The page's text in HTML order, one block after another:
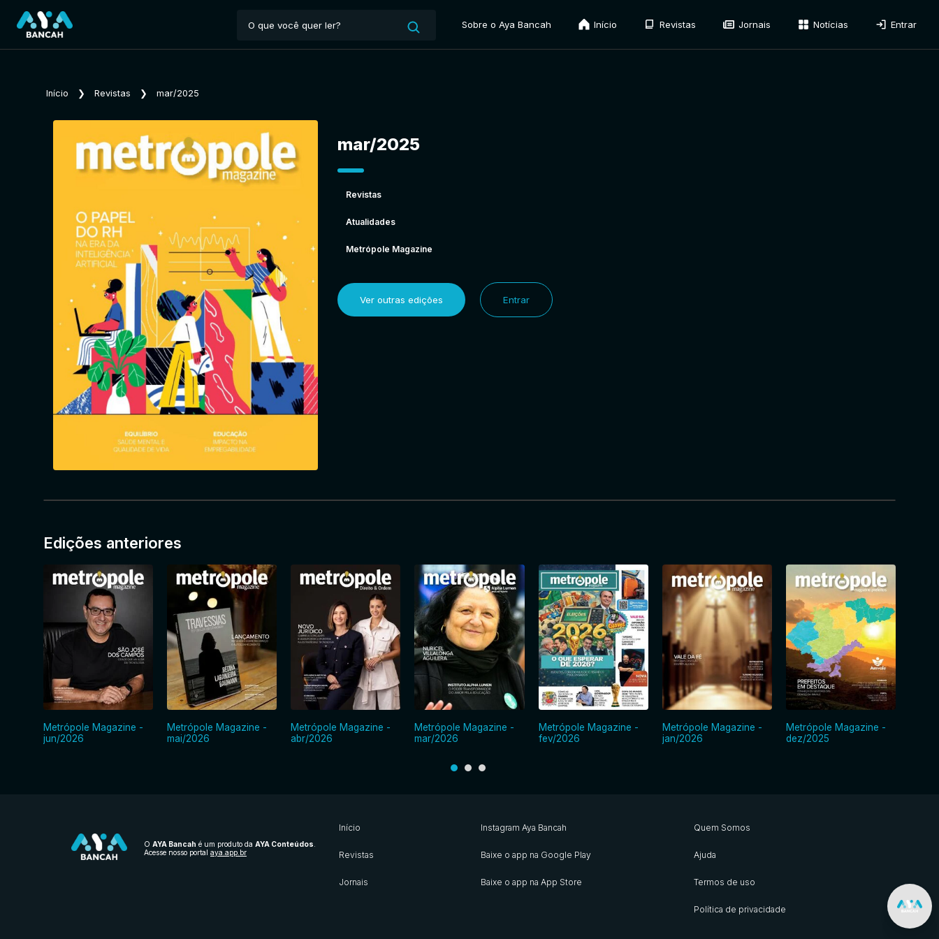
Sobre o Aya Bancah Início Revistas Jornais Notícias Entrar
Início ❯ Revistas ❯ mar/2025
mar/2025
Revistas
Atualidades
Metrópole Magazine
Ver outras edições Entrar
Edições anteriores
Metrópole Magazine -
jun/2026
Metrópole Magazine -
mai/2026
Metrópole Magazine -
abr/2026
Metrópole Magazine -
mar/2026
Metrópole Magazine -
fev/2026
Metrópole Magazine -
jan/2026
Metrópole Magazine -
dez/2025
O AYA Bancah é um produto da AYA Conteúdos
Acesse nosso portal aya.app.br
Início
Revistas
Jornais
Instagram Aya Bancah
Baixe o app na Google Play
Baixe o app na App Store
Quem Somos
Ajuda
Termos de uso
Política de privacidade